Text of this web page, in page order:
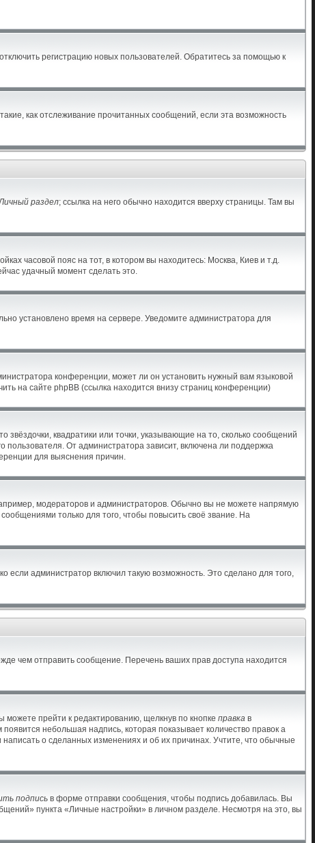
регистрацию новых пользователей. Обратитесь за помощью к
как отслеживание прочитанных сообщений, если эта возможность
раздел; ссылка на него обычно находится вверху страницы. Там вы
часовой пояс на тот, в котором вы находитесь: Москва, Киев и т.д.
удачный момент сделать это.
установлено время на сервере. Уведомите администратора для
конференции, может ли он установить нужный вам языковой
на сайте phpBB (ссылка находится внизу страниц конференции)
квадратики или точки, указывающие на то, сколько сообщений
От администратора зависит, включена ли поддержка
для выяснения причин.
модераторов и администраторов. Обычно вы не можете напрямую
только для того, чтобы повысить своё звание. На
если администратор включил такую возможность. Это сделано для того,
чем отправить сообщение. Перечень ваших прав доступа находится
прейти к редактированию, щелкнув по кнопке правка в
небольшая надпись, которая показывает количество правок а
о сделанных изменениях и об их причинах. Учтите, что обычные
подпись в форме отправки сообщения, чтобы подпись добавилась. Вы
пункта «Личные настройки» в личном разделе. Несмотря на это, вы